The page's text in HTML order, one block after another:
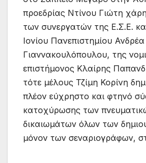
προεδρίας Ντίνου Γιώτη
των συνεργατών της Ε.Σ.Ε.
Ιονίου Πανεπιστημίου Ανδρέα
Γιαννακουλόπουλου, της
επιστήμονος Κλαίρης
τότε μέλους Τζίμη Κορίνη
πλέον εύχρηστο και φτηνό
κατοχύρωσης των
δικαιωμάτων όλων των
μόνον των σεναριογράφων,